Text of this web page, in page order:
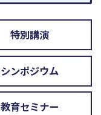
特別講演
シンポジウム
教育セミナー